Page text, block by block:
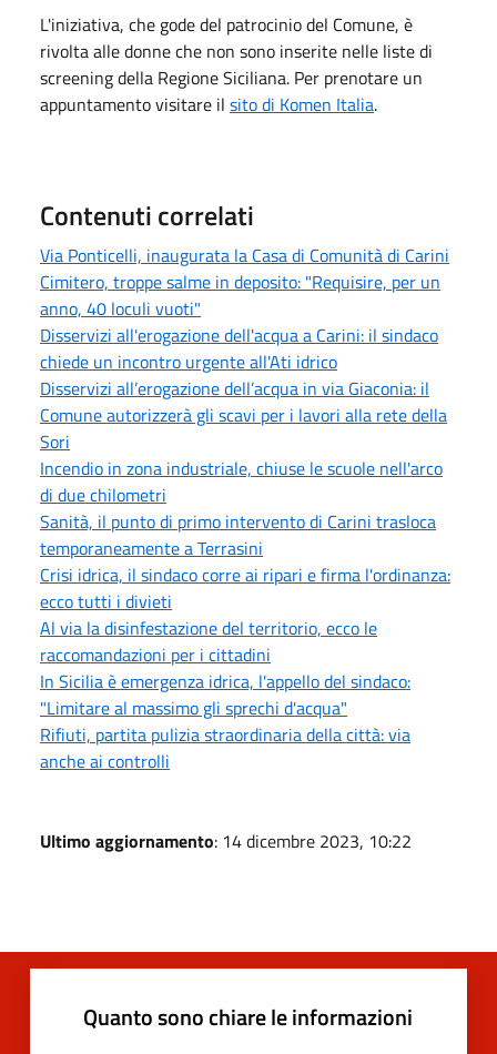
L'iniziativa, che gode del patrocinio del Comune, è
rivolta alle donne che non sono inserite nelle liste di
screening della Regione Siciliana. Per prenotare un
appuntamento visitare il sito di Komen Italia.
Contenuti correlati
Via Ponticelli, inaugurata la Casa di Comunità di Carini
Cimitero, troppe salme in deposito: "Requisire, per un
anno, 40 loculi vuoti"
Disservizi all'erogazione dell'acqua a Carini: il sindaco
chiede un incontro urgente all'Ati idrico
Disservizi all’erogazione dell’acqua in via Giaconia: il
Comune autorizzerà gli scavi per i lavori alla rete della
Sori
Incendio in zona industriale, chiuse le scuole nell'arco
di due chilometri
Sanità, il punto di primo intervento di Carini trasloca
temporaneamente a Terrasini
Crisi idrica, il sindaco corre ai ripari e firma l'ordinanza:
ecco tutti i divieti
Al via la disinfestazione del territorio, ecco le
raccomandazioni per i cittadini
In Sicilia è emergenza idrica, l'appello del sindaco:
"Limitare al massimo gli sprechi d'acqua"
Rifiuti, partita pulizia straordinaria della città: via
anche ai controlli
Ultimo aggiornamento: 14 dicembre 2023, 10:22
Quanto sono chiare le informazioni